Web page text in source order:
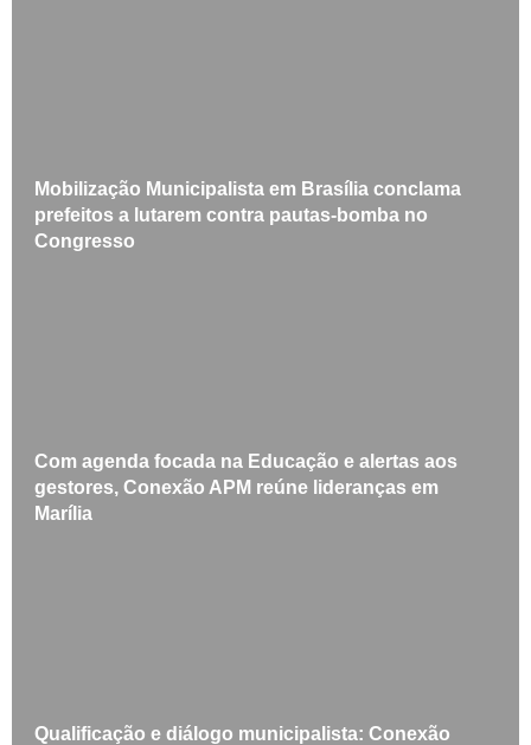
Mobilização Municipalista em Brasília conclama
prefeitos a lutarem contra pautas-bomba no
Congresso
Com agenda focada na Educação e alertas aos
gestores, Conexão APM reúne lideranças em
Marília
Qualificação e diálogo municipalista: Conexão